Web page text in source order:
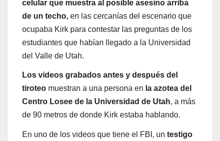
celular que muestra al posible asesino arriba
de un techo, en las cercanías del escenario que
ocupaba Kirk para contestar las preguntas de los
estudiantes que habían llegado a la Universidad
del Valle de Utah.
Los videos grabados antes y después del
tiroteo muestran a una persona en la azotea del
Centro Losee de la Universidad de Utah, a más
de 90 metros de donde Kirk estaba hablando.
En uno de los videos que tiene el FBI, un testigo